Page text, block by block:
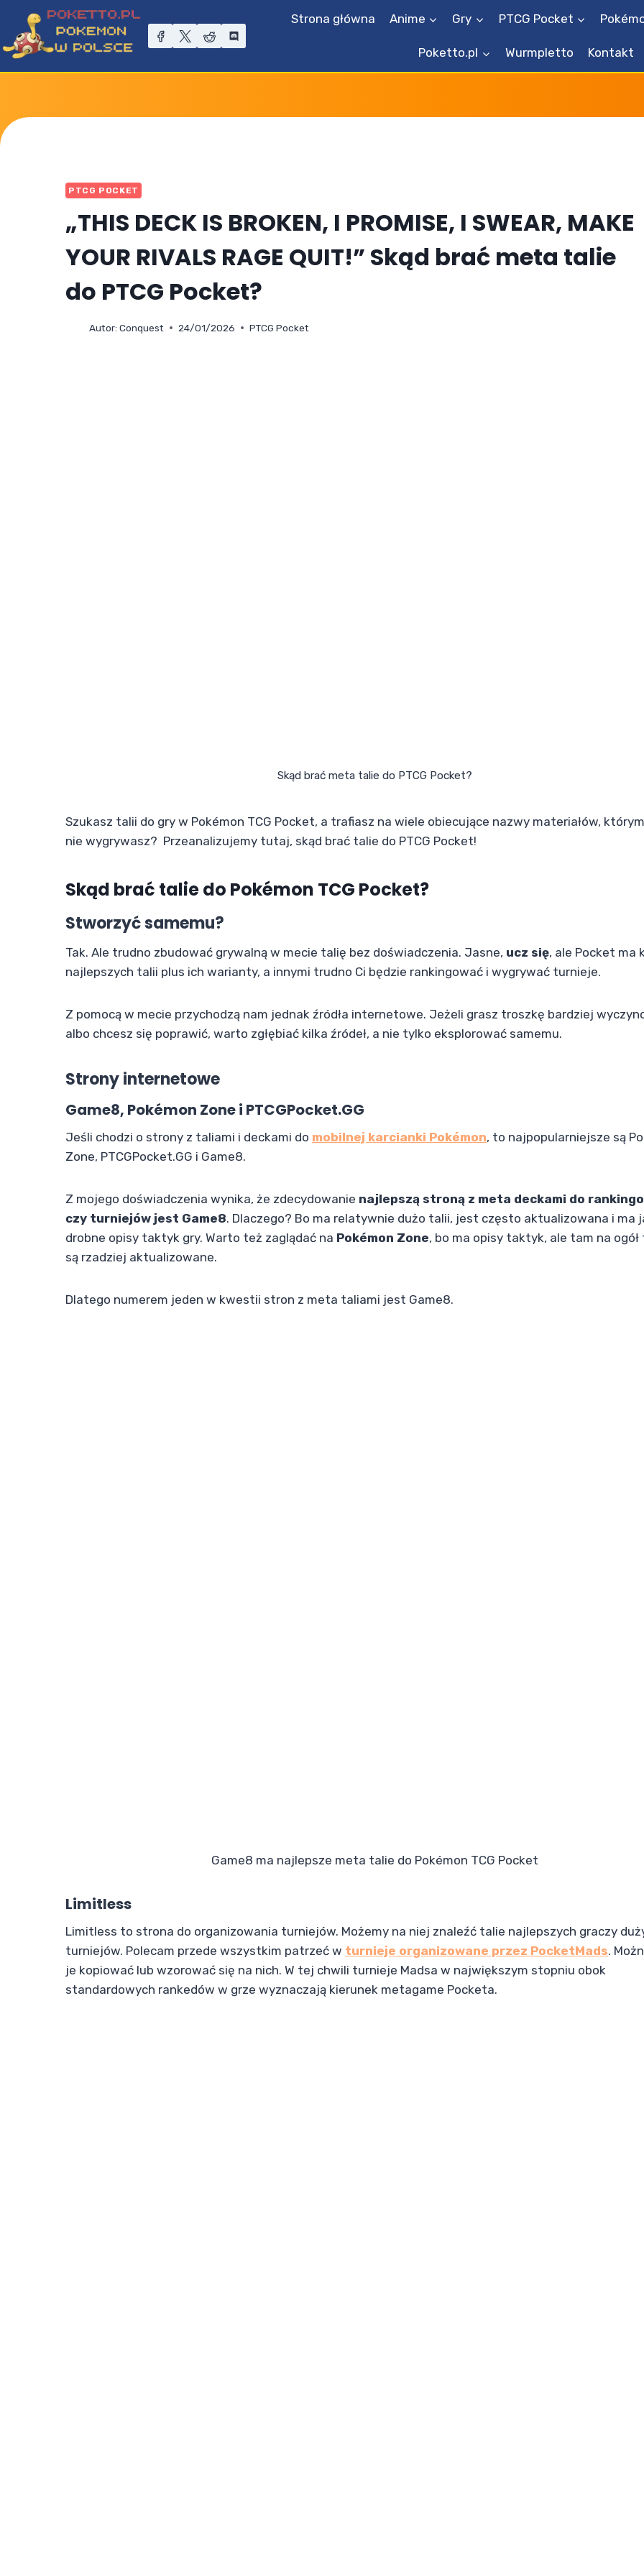
treści
Strona główna Anime Gry PTCG Pocket
Poketto.pl Wurmpletto Kontakt
PTCG POCKET
„THIS DECK IS BROKEN, I PROMISE, I SWEAR, MAKE
YOUR RIVALS RAGE QUIT!” Skąd brać meta talie
do PTCG Pocket?
Autor: Conquest 24/01/2026 PTCG Pocket
Skąd brać meta talie do PTCG Pocket?
Szukasz talii do gry w Pokémon TCG Pocket, a trafiasz na wiele obiecujące nazwy materiałów,
nie wygrywasz? Przeanalizujemy tutaj, skąd brać talie do PTCG Pocket!
Skąd brać talie do Pokémon TCG Pocket?
Stworzyć samemu?
Tak. Ale trudno zbudować grywalną w mecie talię bez doświadczenia. Jasne, ucz się, ale Pocket ma
najlepszych talii plus ich warianty, a innymi trudno Ci będzie rankingować i wygrywać turnieje.
Z pomocą w mecie przychodzą nam jednak źródła internetowe. Jeżeli grasz troszkę bardziej
albo chcesz się poprawić, warto zgłębiać kilka źródeł, a nie tylko eksplorować samemu.
Strony internetowe
Game8, Pokémon Zone i PTCGPocket.GG
Jeśli chodzi o strony z taliami i deckami do mobilnej karcianki Pokémon, to najpopularniejsze są
Zone, PTCGPocket.GG i Game8.
Z mojego doświadczenia wynika, że zdecydowanie najlepszą stroną z meta deckami do
czy turniejów jest Game8. Dlaczego? Bo ma relatywnie dużo talii, jest często aktualizowana i ma
drobne opisy taktyk gry. Warto też zaglądać na Pokémon Zone, bo ma opisy taktyk, ale tam na ogół
są rzadziej aktualizowane.
Dlatego numerem jeden w kwestii stron z meta taliami jest Game8.
Game8 ma najlepsze meta talie do Pokémon TCG Pocket
Limitless
Limitless to strona do organizowania turniejów. Możemy na niej znaleźć talie najlepszych graczy
turniejów. Polecam przede wszystkim patrzeć w turnieje organizowane przez PocketMads.
je kopiować lub wzorować się na nich. W tej chwili turnieje Madsa w największym stopniu obok
standardowych rankedów w grze wyznaczają kierunek metagame Pocketa.